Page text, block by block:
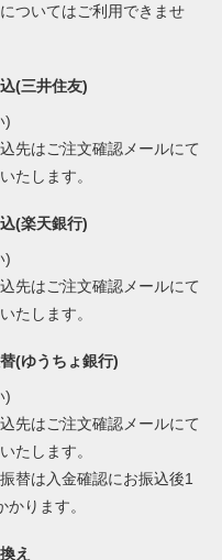
ついてはご利用できませ
(三井住友)
)
先はご注文確認メールにて
たします。
(楽天銀行)
)
先はご注文確認メールにて
たします。
(ゆうちょ銀行)
)
先はご注文確認メールにて
たします。
替は入金確認にお振込後1
かります。
え